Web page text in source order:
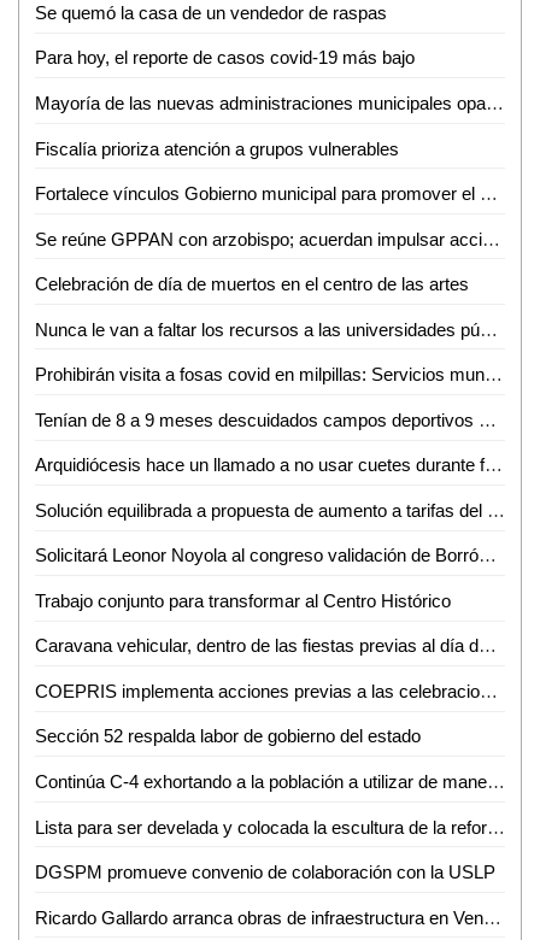
Se quemó la casa de un vendedor de raspas
Para hoy, el reporte de casos covid-19 más bajo
Mayoría de las nuevas administraciones municipales opacas
Fiscalía prioriza atención a grupos vulnerables
Fortalece vínculos Gobierno municipal para promover el empleo en SLP
Se reúne GPPAN con arzobispo; acuerdan impulsar acciones por las familias potosinas
Celebración de día de muertos en el centro de las artes
Nunca le van a faltar los recursos a las universidades públicas: AMLO
Prohibirán visita a fosas covid en milpillas: Servicios municipales
Tenían de 8 a 9 meses descuidados campos deportivos de la ciudad: Robins
Arquidiócesis hace un llamado a no usar cuetes durante festividades de San Judas Tadeo
Solución equilibrada a propuesta de aumento a tarifas del agua potable: Rodolfo del Ángel
Solicitará Leonor Noyola al congreso validación de Borrón y cuenta nueva
Trabajo conjunto para transformar al Centro Histórico
Caravana vehicular, dentro de las fiestas previas al día de San Judas Tadeo
COEPRIS implementa acciones previas a las celebraciones del Xantolo
Sección 52 respalda labor de gobierno del estado
Continúa C-4 exhortando a la población a utilizar de manera responsable la línea 9-1-1 de emergencias
Lista para ser develada y colocada la escultura de la reforma protestante
DGSPM promueve convenio de colaboración con la USLP
Ricardo Gallardo arranca obras de infraestructura en Venado